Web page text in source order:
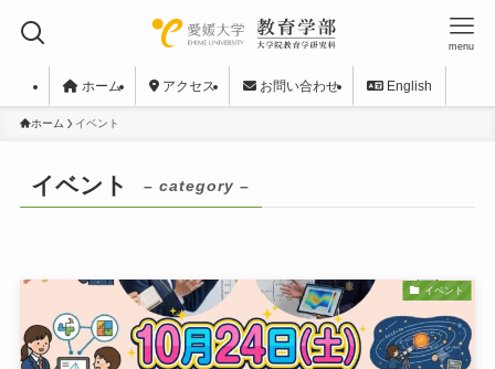
menu
ホーム アクセス お問い合わせ English
ホーム イベント
イベント – category –
イベント